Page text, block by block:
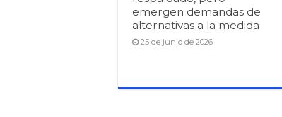
emergen demandas de
alternativas a la medida
25 de junio de 2026